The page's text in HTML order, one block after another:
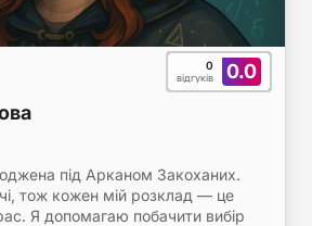
0.0
0
відгуків
під Арканом Закоханих.
тож кожен мій розклад — це
Я допомагаю побачити вибір